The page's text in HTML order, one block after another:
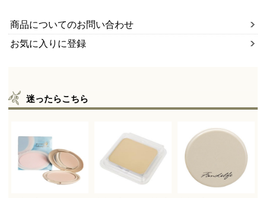
商品についてのお問い合わせ
お気に入りに登録
迷ったらこちら